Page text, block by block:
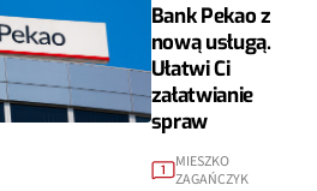
Bank Pekao z
nową usługą.
Ułatwi Ci
załatwianie
spraw
1
MIESZKO
ZAGAŃCZYK